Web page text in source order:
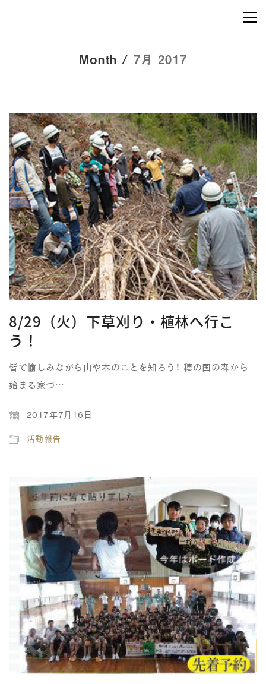
Month / 7月 2017
8/29（火）下草刈り・植林へ行こ
う！
皆で愉しみながら山や木のことを知ろう！ 穂の国の森から
始まる家づ…
2017年7月16日
活動報告